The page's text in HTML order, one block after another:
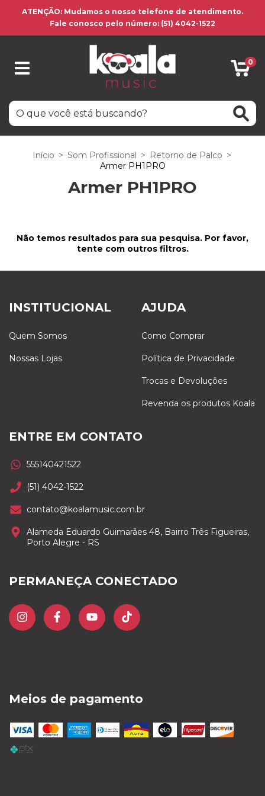
ATENÇÃO: Mudamos o nosso telefone de atendimento.
Fale conosco pelo número: (51) 4042-1522
0
Início > Som Profissional > Retorno de Palco >
Armer PH1PRO
Armer PH1PRO
Não temos resultados para sua pesquisa. Por favor,
tente com outros filtros.
INSTITUCIONAL
Quem Somos
Nossas Lojas
AJUDA
Como Comprar
Política de Privacidade
Trocas e Devoluções
Revenda os produtos Koala
ENTRE EM CONTATO
555140421522
(51) 4042-1522
contato@koalamusic.com.br
Alameda Eduardo Guimarães 48, Bairro Três Figueiras,
Porto Alegre - RS
PERMANEÇA CONECTADO
Meios de pagamento